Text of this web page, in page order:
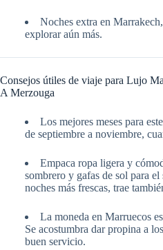
Noches extra en
explorar aún más.
Consejos útiles de viaje para Lujo
A Merzouga
Los mejores meses para
de septiembre a noviembre,
Empaca ropa ligera y
sombrero y gafas de sol para
noches más frescas, trae
La moneda en Marruecos
Se acostumbra dar propina a
buen servicio.